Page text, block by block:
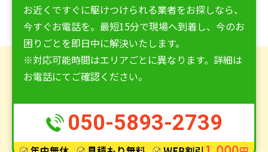
お近くですぐに駆けつけられる業者をお探しなら、
今すぐお電話を。最短15分で現場へ到着し、今のお
困りごとを即日中に解決いたします。
※対応可能時間はエリアごとに異なります。詳細は
お電話にてご確認ください。
050-5893-2739